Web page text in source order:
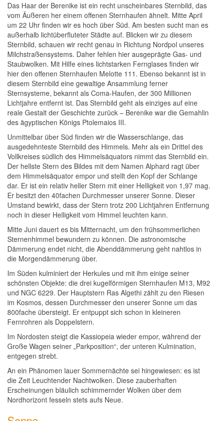
Das Haar der Berenike ist ein recht unscheinbares Sternbild, das
vom Äußeren her einem offenen Sternhaufen ähnelt. Mitte April
um 22 Uhr finden wir es hoch über Süd. Am besten sucht man es
außerhalb lichtüberfluteter Städte auf. Blicken wir zu diesem
Sternbild, schauen wir recht genau in Richtung Nordpol unseres
Milchstraßensystems. Daher fehlen hier ausgeprägte Gas- und
Staubwolken. Mit Hilfe eines lichtstarken Fernglases finden wir
hier den offenen Sternhaufen Melotte 111. Ebenso bekannt ist in
diesem Sternbild eine gewaltige Ansammlung ferner
Sternsysteme, bekannt als Coma-Haufen, der 300 Millionen
Lichtjahre entfernt ist. Das Sternbild geht als einziges auf eine
reale Gestalt der Geschichte zurück – Berenike war die Gemahlin
des ägyptischen Königs Ptolemaios III.
Unmittelbar über Süd finden wir die Wasserschlange, das
ausgedehnteste Sternbild des Himmels. Mehr als ein Drittel des
Vollkreises südlich des Himmelsäquators nimmt das Sternbild ein.
Der hellste Stern des Bildes mit dem Namen Alphard ragt über
dem Himmelsäquator empor und stellt den Kopf der Schlange
dar. Er ist ein relativ heller Stern mit einer Helligkeit von 1,97 mag.
Er besitzt den 40fachen Durchmesser unserer Sonne. Dieser
Umstand bewirkt, dass der Stern trotz 200 Lichtjahren Entfernung
noch in dieser Helligkeit vom Himmel leuchten kann.
Mitte Juni dauert es bis Mitternacht, um den frühsommerlichen
Sternenhimmel bewundern zu können. Die astronomische
Dämmerung endet nicht, die Abenddämmerung geht nahtlos in
die Morgendämmerung über.
Im Süden kulminiert der Herkules und mit ihm einige seiner
schönsten Objekte: die drei kugelförmigen Sternhaufen M13, M92
und NGC 6229. Der Hauptstern Ras Algethi zählt zu den Riesen
im Kosmos, dessen Durchmesser den unserer Sonne um das
800fache übersteigt. Er entpuppt sich schon in kleineren
Fernrohren als Doppelstern.
Im Nordosten steigt die Kassiopeia wieder empor, während der
Große Wagen seiner „Parkposition“, der unteren Kulmination,
entgegen strebt.
An ein Phänomen lauer Sommernächte sei hingewiesen: es ist
die Zeit Leuchtender Nachtwolken. Diese zauberhaften
Erscheinungen bläulich schimmernder Wolken über dem
Nordhorizont fesseln stets aufs Neue.